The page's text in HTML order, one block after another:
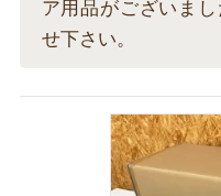
ア用品がございま
せ下さい。